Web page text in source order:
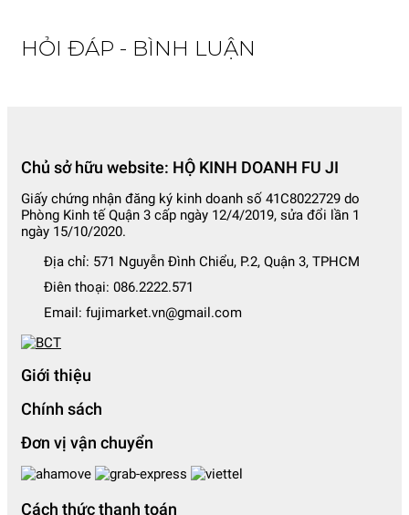
HỎI ĐÁP - BÌNH LUẬN
Chủ sở hữu website: HỘ KINH DOANH FU JI
Giấy chứng nhận đăng ký kinh doanh số 41C8022729 do
Phòng Kinh tế Quận 3 cấp ngày 12/4/2019, sửa đổi lần 1
ngày 15/10/2020.
Địa chỉ: 571 Nguyễn Đình Chiểu, P.2, Quận 3, TPHCM
Điên thoại: 086.2222.571
Email: fujimarket.vn@gmail.com
Giới thiệu
Chính sách
Đơn vị vận chuyển
Cách thức thanh toán